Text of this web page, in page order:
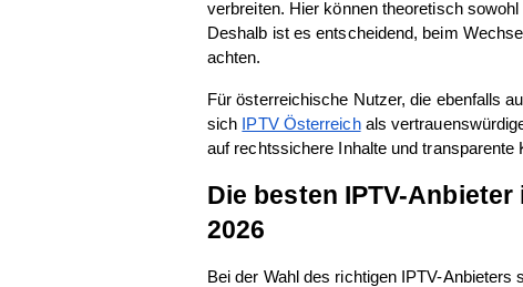
verbreiten. Hier können theoretisch
Deshalb ist es entscheidend, beim
achten.
Für österreichische Nutzer, die ebenfalls
sich
IPTV Österreich als
auf rechtssichere Inhalte und transparente
Die besten IPTV-
2026
Bei der Wahl des richtigen IPTV-